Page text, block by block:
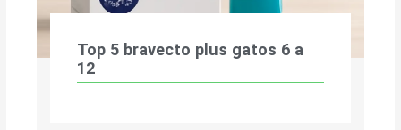
Top 5 bravecto plus gatos 6 a
12